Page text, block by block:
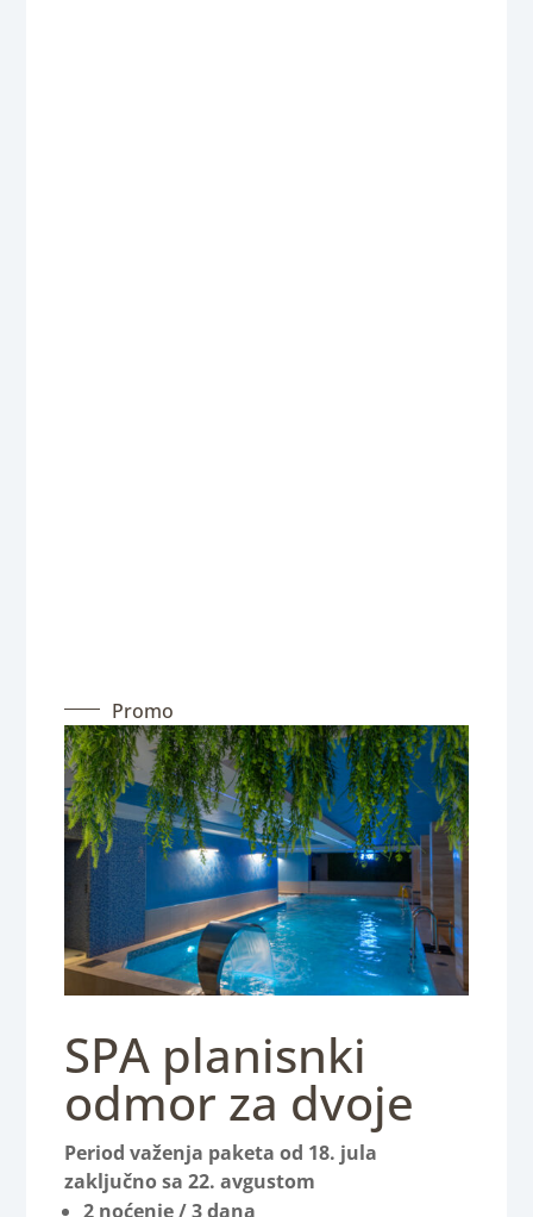
Promo
SPA planisnki
odmor za dvoje
Period važenja paketa od 18. jula
zaključno sa 22. avgustom
2 noćenje / 3 dana